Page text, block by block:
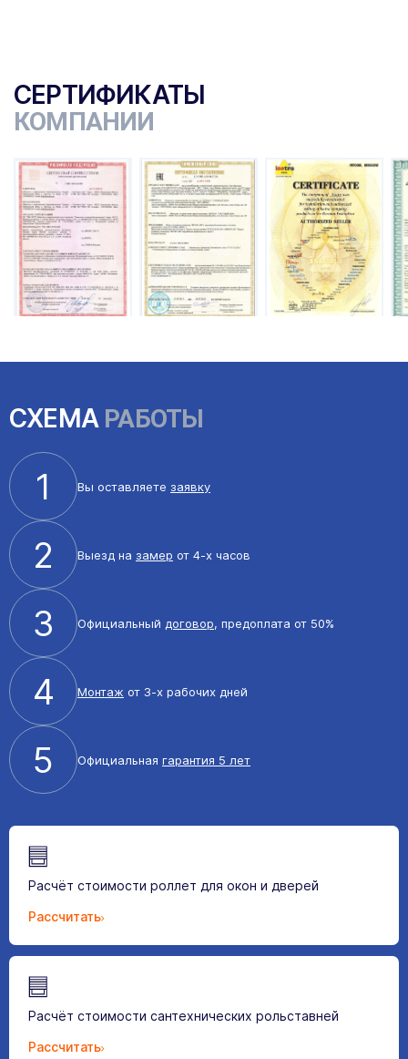
СЕРТИФИКАТЫ
КОМПАНИИ
СХЕМАРАБОТЫ
1 Вы оставляете заявку
2 Выезд на замер от 4-х часов
3 Официальный договор, предоплата от 50%
4 Монтаж от 3-х рабочих дней
5 Официальная гарантия 5 лет
Расчёт стоимости роллет для окон и дверей
Рассчитать
Расчёт стоимости сантехнических рольставней
Рассчитать